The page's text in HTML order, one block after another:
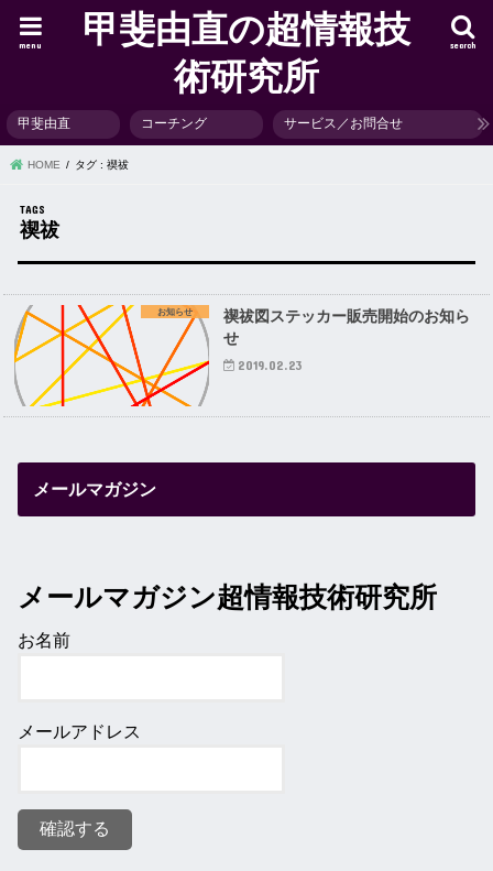
甲斐由直の超情報技
術研究所
search
menu
甲斐由直 コーチング サービス／お問合せ
HOME タグ : 禊祓
禊祓
お知らせ
禊祓図ステッカー販売開始のお知ら
せ
2019.02.23
メールマガジン
メールマガジン超情報技術研究所
お名前
メールアドレス